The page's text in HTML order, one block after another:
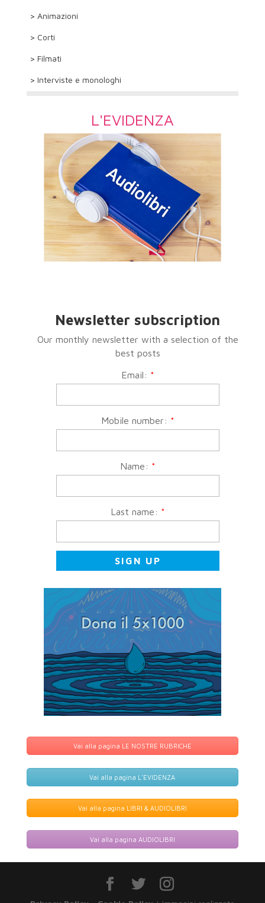
> Animazioni
> Corti
> Filmati
> Interviste e monologhi
L'EVIDENZA
Newsletter subscription
Our monthly newsletter with a selection of the
best posts
Email: *
Mobile number: *
Name: *
Last name: *
Vai alla pagina LE NOSTRE RUBRICHE
Vai alla pagina L'EVIDENZA
Vai alla pagina LIBRI & AUDIOLIBRI
Vai alla pagina AUDIOLIBRI